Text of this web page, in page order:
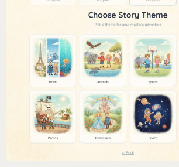
tekrar okumak istediği bir hikaye haline gelir.